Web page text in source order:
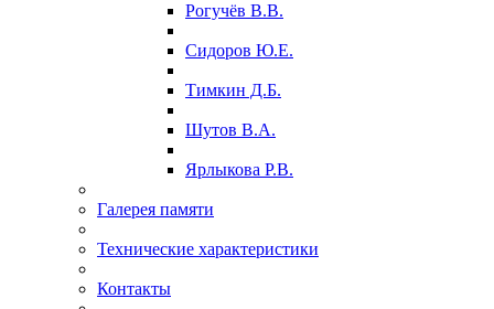
Рогучёв В.В.
Сидоров Ю.Е.
Тимкин Д.Б.
Шутов В.А.
Ярлыкова Р.В.
Галерея памяти
Технические характеристики
Контакты